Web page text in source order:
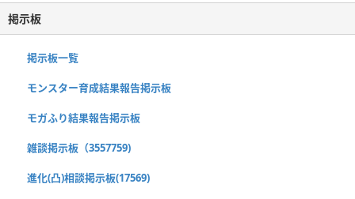
掲示板
掲示板一覧
モンスター育成結果報告掲示板
モガふり結果報告掲示板
雑談掲示板（3557759)
進化(凸)相談掲示板(17569)